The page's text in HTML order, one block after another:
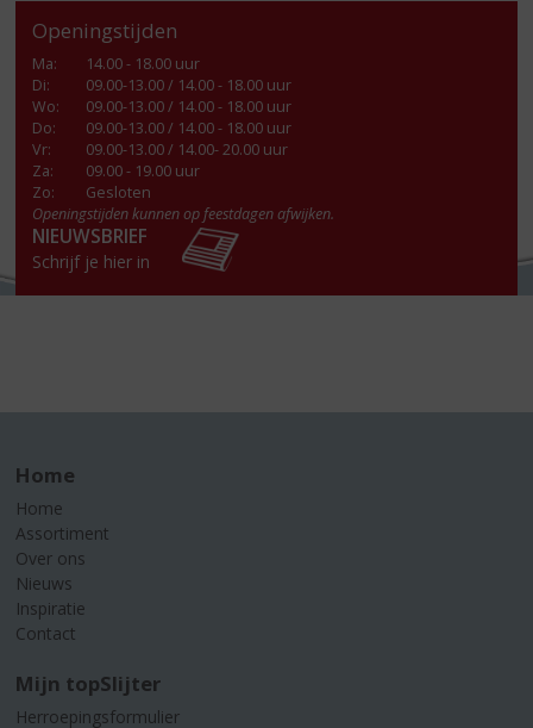
Openingstijden
Ma:
14.00 - 18.00 uur
Di:
09.00-13.00 / 14.00 - 18.00 uur
Wo:
09.00-13.00 / 14.00 - 18.00 uur
Do:
09.00-13.00 / 14.00 - 18.00 uur
Vr:
09.00-13.00 / 14.00- 20.00 uur
Za:
09.00 - 19.00 uur
Zo:
Gesloten
Openingstijden kunnen op feestdagen afwijken.
NIEUWSBRIEF
Schrijf je hier in
Home
Home
Assortiment
Over ons
Nieuws
Inspiratie
Contact
Mijn topSlijter
Herroepingsformulier